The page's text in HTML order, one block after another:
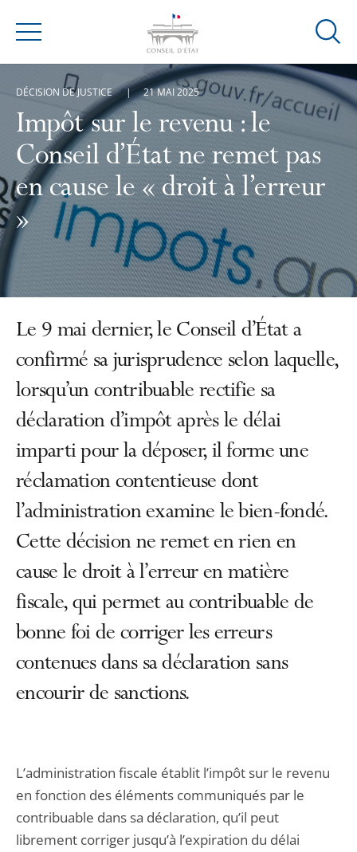
Menu
Ouvrir
de
Impôt sur le revenu : le
Conseil d’État ne remet pas
en cause le « droit à l’erreur
»
DÉCISION DE JUSTICE 21 MAI 2025
Le 9 mai dernier, le Conseil d’État a
confirmé sa jurisprudence selon laquelle,
lorsqu’un contribuable rectifie sa
déclaration d’impôt après le délai
imparti pour la déposer, il forme une
réclamation contentieuse dont
l’administration examine le bien-fondé.
Cette décision ne remet en rien en
cause le droit à l’erreur en matière
fiscale, qui permet au contribuable de
bonne foi de corriger les erreurs
contenues dans sa déclaration sans
encourir de sanctions.
L’administration fiscale établit l’impôt sur le revenu
en fonction des éléments communiqués par le
contribuable dans sa déclaration, qu’il peut
librement corriger jusqu’à l’expiration du délai